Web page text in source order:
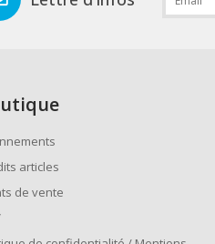
articles
de vente